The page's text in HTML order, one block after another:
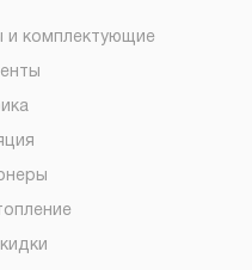
и комплектующие